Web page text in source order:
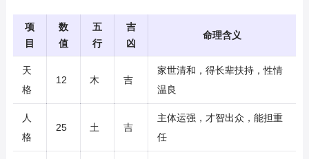
项
目
数
值
五
行
吉
凶
命理含义
天
格
12 木 吉
家世清和，得长辈扶持，性情
温良
人
格
25 土 吉
主体运强，才智出众，能担重
任